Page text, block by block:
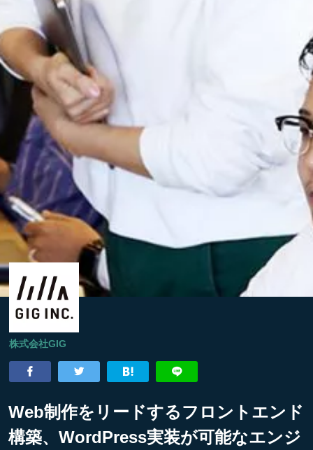
株式会社GIG
Web制作をリードするフロントエンド
構築、WordPress実装が可能なエンジ